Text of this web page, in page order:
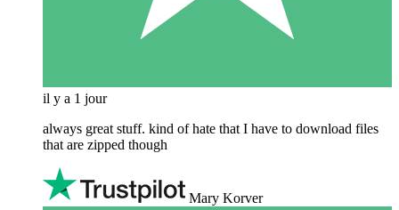
il y a 1 jour
always great stuff. kind of hate that I have to download files
that are zipped though
Mary Korver